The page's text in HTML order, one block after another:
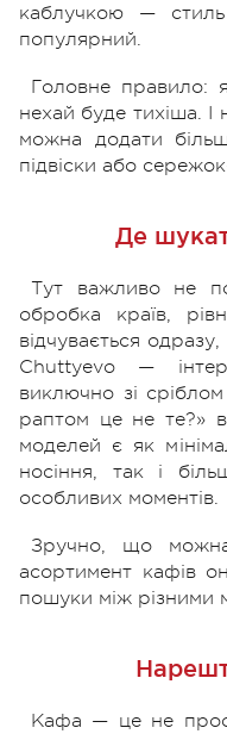
каблучкою —
популярний.
Головне правило:
нехай буде тихіша. І
можна додати
підвіски або
Де
Тут важливо не
обробка країв,
відчувається
Chuttyevo —
виключно зі
раптом це не те?»
моделей є як
носіння, так і
особливих моментів.
Зручно, що
асортимент кафів
пошуки між різними
Кафа — це не